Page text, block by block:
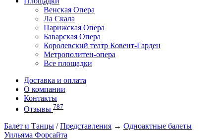
Венская Опера
Ла Скала
Парижская Опера
Баварская Опера
Королевский театр Ковент-Гарден
Метрополитен-опера
Все площадки
Доставка и оплата
О компании
Контакты
Отзывы 787
Балет и Танцы /Представления → Одноактные балеты
Уильяма Форсайта